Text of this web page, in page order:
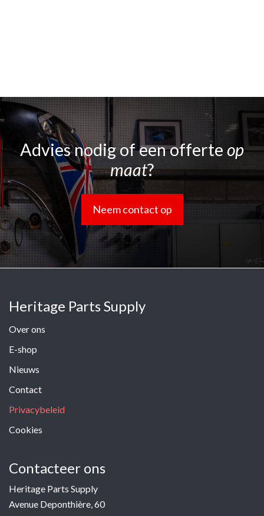
Advies nodig of een offerteop
maat?
Neem contact op
Heritage Parts Supply
Over ons
E-shop
Nieuws
Contact
Privacybeleid
Cookies
Contacteer ons
Heritage Parts Supply
Avenue Deponthière, 60